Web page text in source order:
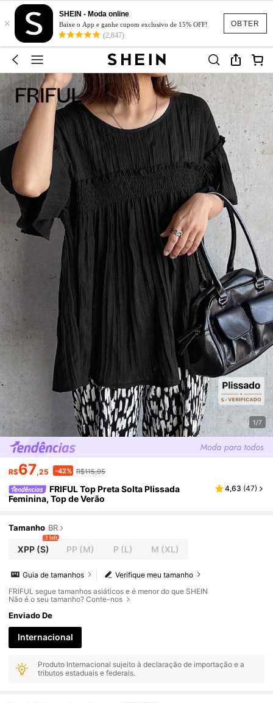
OBTER
×
SHEIN - Moda online
Baixe o App e ganhe cupom exclusivo de 15% OFF!
(2,847)
1/7
R$67,25 -42% R$115,95
FRIFUL Top Preta Solta Plissada
Feminina, Top de Verão
4,63 (47)
Tamanho BR
XPP(S)
3 left
PP (M) P (L) M (XL)
Verifique meu tamanho
Guia de tamanhos
FRIFUL segue tamanhos asiáticos e é menor do que SHEIN
Não é o seu tamanho? Conte-nos
Enviado De
Internacional
Produto Internacional sujeito à declaração de importação e a
tributos estaduais e federais.